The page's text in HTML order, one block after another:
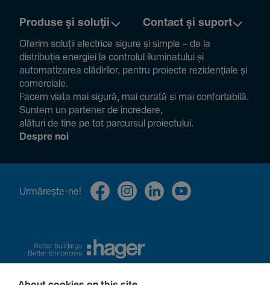
Produse și soluții Contact și suport
Oferim soluții electrice sigure și simple – de la
distribuția energiei la controlul ilumi­na­tului și
auto­ma­ti­zarea clădi­rilor, pentru proiecte rezi­den­țiale și
comer­ciale.
Facem viața mai sigură, mai curată și mai confor­ta­bilă.
Suntem un partener de încre­dere,
alături de tine pe tot parcursul proiec­tului.
Despre noi
Urmă­rește-ne!